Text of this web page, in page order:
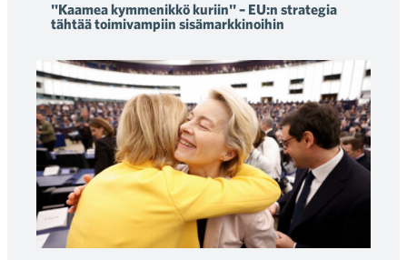
"Kaamea kymmenikkö kuriin" – EU:n strategia
tähtää toimivampiin sisämarkkinoihin